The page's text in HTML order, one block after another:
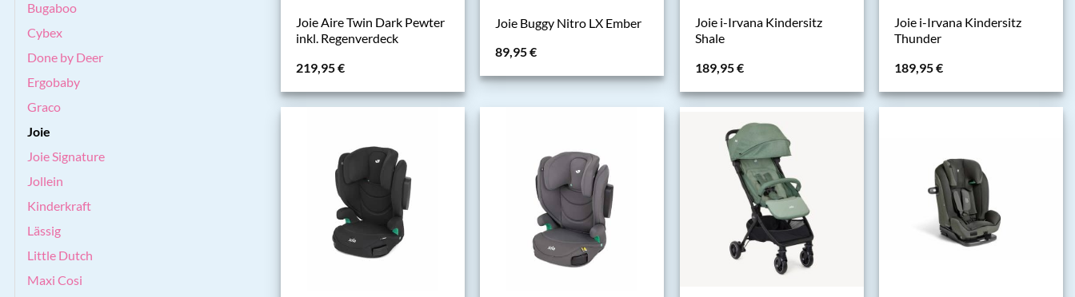
Bugaboo
Cybex
Done by Deer
Ergobaby
Graco
Joie
Joie Signature
Jollein
Kinderkraft
Lässig
Little Dutch
Maxi Cosi
Joie Aire Twin Dark Pewter
inkl. Regenverdeck
219,95€
Joie Buggy Nitro LX Ember
89,95€
Joie i-Irvana Kindersitz
Shale
189,95€
Joie i-Irvana Kindersitz
Thunder
189,95€